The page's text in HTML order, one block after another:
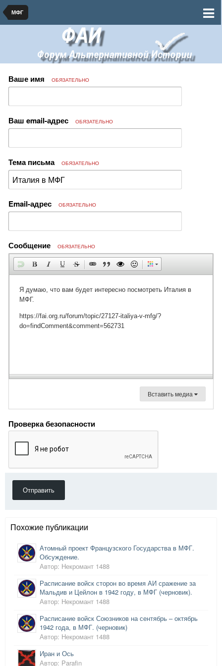
МФГ
Ваше имя ОБЯЗАТЕЛЬНО
Ваш email-адрес ОБЯЗАТЕЛЬНО
Тема письма ОБЯЗАТЕЛЬНО
Email-адрес ОБЯЗАТЕЛЬНО
Сообщение ОБЯЗАТЕЛЬНО
Вставить медиа
Проверка безопасности
Отправить
Похожие публикации
Атомный проект Французского Государства в МФГ.
Обсуждение.
Автор: Некромант 1488
Расписание войск сторон во время АИ сражение за
Мальдив и Цейлон в 1942 году, в МФГ (черновик).
Автор: Некромант 1488
Расписание войск Союзников на сентябрь – октябрь
1942 года, в МФГ. (черновик)
Автор: Некромант 1488
Иран и Ось
Автор: Parafin